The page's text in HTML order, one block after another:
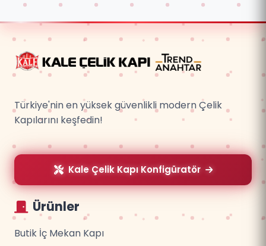
Türkiye'nin en yüksek güvenlikli modern Çelik
Kapılarını keşfedin!
Kale Çelik Kapı Konfigüratör
Ürünler
Butik İç Mekan Kapı